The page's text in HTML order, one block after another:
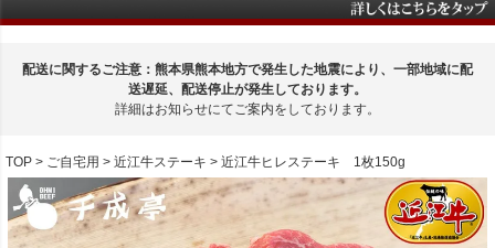
配送に関するご注意：熊本県熊本地方で発生した地震により、一部地域に配
送遅延、配送停止が発生しております。
詳細はお知らせにてご案内をしております。
TOP ご自宅用 近江牛ステーキ 近江牛ヒレステーキ 1枚150g